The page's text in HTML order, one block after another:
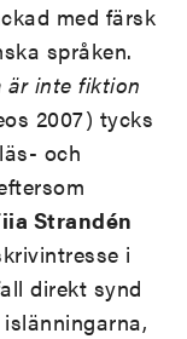
med färsk
språken.
är inte fiktion
2007) tycks
och
Strandén
i
direkt synd